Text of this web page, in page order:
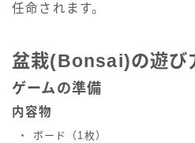
任命されます。
盆栽(Bonsai)の遊び
ゲームの準備
内容物
・ ボード（1枚）